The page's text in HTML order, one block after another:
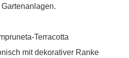
Terracotta
mit dekorativer Ranke